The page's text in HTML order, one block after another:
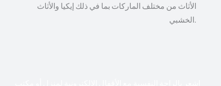
الأثاث من مختلف الماركات بما في ذلك إيكيا والأثاث
الخشبي.